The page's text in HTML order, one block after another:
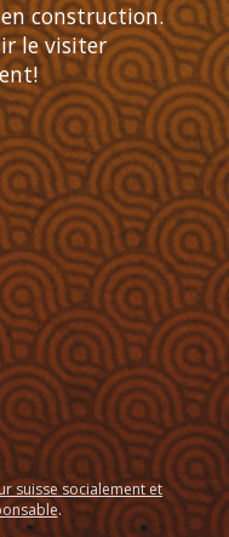
construction.
le visiter
suisse socialement et
.